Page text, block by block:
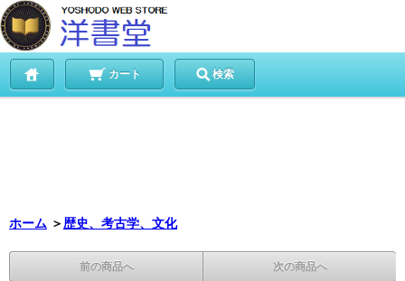
カート 検索
ホーム ＞ 歴史、考古学、文化
前の商品へ 次の商品へ